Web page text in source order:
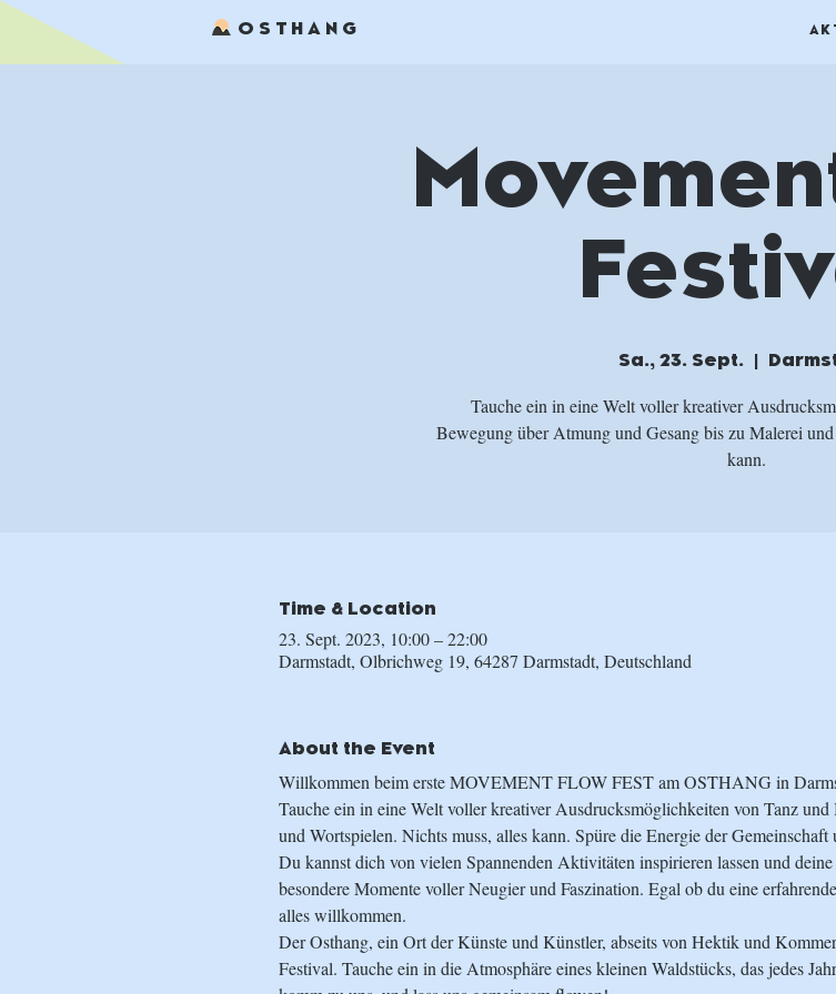
OSTHANG
Sa., 23. Sept.
  |
Tauche ein in eine Welt voller kreativer
Bewegung über Atmung und Gesang bis zu Malerei
kann.
Time & Location
23. Sept. 2023, 10:00 – 22:00
Darmstadt, Olbrichweg 19, 64287 Darmstadt, Deutschland
About the Event
Willkommen beim erste MOVEMENT FLOW FEST am OSTHANG in
Tauche ein in eine Welt voller kreativer Ausdrucksmöglichkeiten von Tanz
und Wortspielen. Nichts muss, alles kann. Spüre die Energie der Gemeinschaft
Du kannst dich von vielen Spannenden Aktivitäten inspirieren lassen und
besondere Momente voller Neugier und Faszination. Egal ob du eine
alles willkommen.
Der Osthang, ein Ort der Künste und Künstler, abseits von Hektik und
Festival. Tauche ein in die Atmosphäre eines kleinen Waldstücks, das jedes